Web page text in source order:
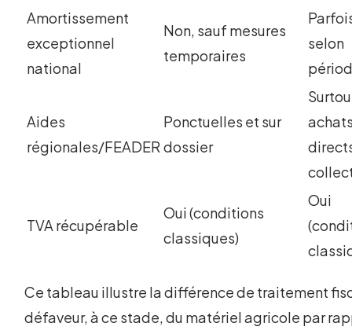
Amortissement
exceptionnel
national
Non, sauf mesures
temporaires
selon
Aides
régionales/FEADER
Ponctuelles et sur
dossier
TVA récupérable
Oui (conditions
classiques)
Oui
Ce tableau illustre la différence de traitement
défaveur, à ce stade, du matériel agricole par